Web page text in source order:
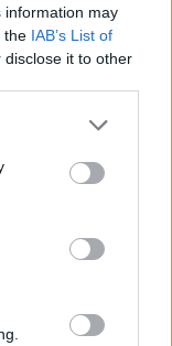
information may
the IAB’s List of
it to other
or more Google
You may click to
party tags to
in below Google